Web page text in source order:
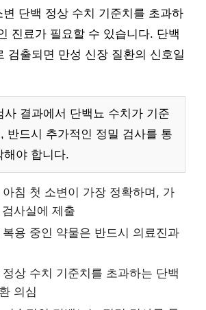
단백 정상 수치 기준치를 초과하
진료가 필요할 수 있습니다. 단백
검출되면 만성 신장 질환의 신호일
사 결과에서 단백뇨 수치가 기준
반드시 추가적인 정밀 검사를 통
해야 합니다.
아침 첫 소변이 가장 정확하며, 가
사실에 제출
복용 중인 약물은 반드시 의료진과
정상 수치 기준치를 초과하는 단백
의심